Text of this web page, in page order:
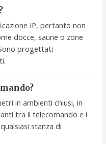
IP, pertanto non
docce, saune o zone
progettati
in ambienti chiusi, in
tra il telecomando e i
stanza di